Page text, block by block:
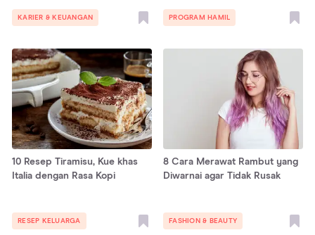
KARIER & KEUANGAN PROGRAM HAMIL
10 Resep Tiramisu, Kue khas
Italia dengan Rasa Kopi
RESEP KELUARGA
8 Cara Merawat Rambut yang
Diwarnai agar Tidak Rusak
FASHION & BEAUTY